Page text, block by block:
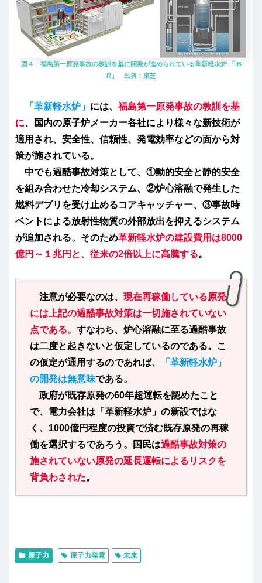
図 ４ 福島第一原発事故の教訓を基に開発が進められている革新軽水炉 「iB
R」 出典：東芝
「革新軽水炉」 には、福島第一原発事故の教訓を基
に、国内の原子炉メーカー各社により様々な新技術が
適用され、安全性、信頼性、発電効率などの面から対
策が施されている。
中でも過酷事故対策として、①動的安全と静的安全
を組み合わせた冷却システム、②炉心溶融で発生した
燃料デブリを受け止めるコアキャッチャー、③事故時
ベントによる放射性物質の外部放出を抑えるシステム
が追加される。そのため革新軽水炉の建設費用は8000
億円～１兆円と、従来の2倍以上に高騰する。
注意が必要なのは、 現在再稼働している原発
には上記の過酷事故対策は一切施されていない
点である。 すなわち、炉心溶融に至る過酷事故
は二度と起きないと仮定しているのである。こ
の仮定が通用するのであれば、
「革新軽水炉」
の開発は無意味である。
政府が既存原発の60年超運転を認めたこと
で、電力会社は「革新軽水炉」の新設ではな
く、1000億円程度の投資で済む既存原発の再稼
働を選択するであろう。国民は過酷事故対策の
施されていない原発の延長運転によるリスクを
背負わされた。
原子力 原子力発電 未来